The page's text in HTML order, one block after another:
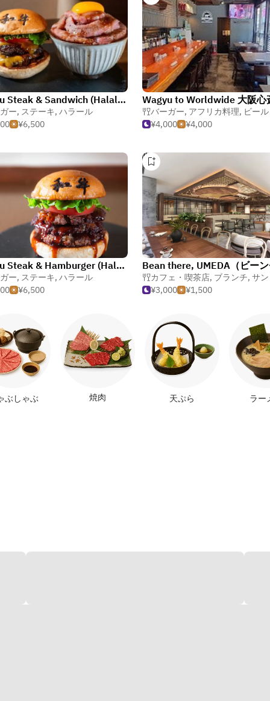
Wagyu Steak & Sandwich (Halal Vegan Gluten Free) Osaka Dotonbori Restaurant
ー, ステーキ, ハラール
¥6,500
Wagyu to Worldwide 大阪心
バーガー, アフリカ料理, ビール
¥4,000
¥4,000
Wagyu Steak & Hamburger (Halal Gluten Free) Osaka Station Restaurant
ー, ステーキ, ハラール
¥6,500
カフェ・喫茶店, ブランチ, サン
¥3,000
¥1,500
ぶしゃぶ 焼肉 天ぷら ラー